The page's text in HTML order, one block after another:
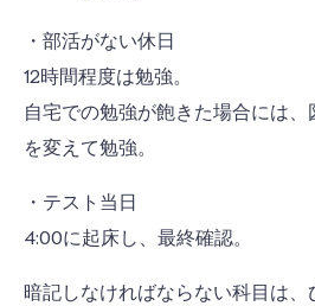
・部活がない休日
12時間程度は勉強。
自宅での勉強が飽きた場合には
を変えて勉強。
・テスト当日
4:00に起床し、最終確認。
暗記しなければならない科目は